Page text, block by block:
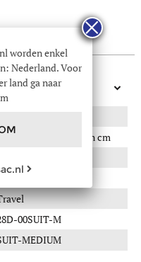
x 27(L) x 67(H) in cm
00SUIT-M
MEDIUM
worden enkel
Nederland. Voor
land ga naar